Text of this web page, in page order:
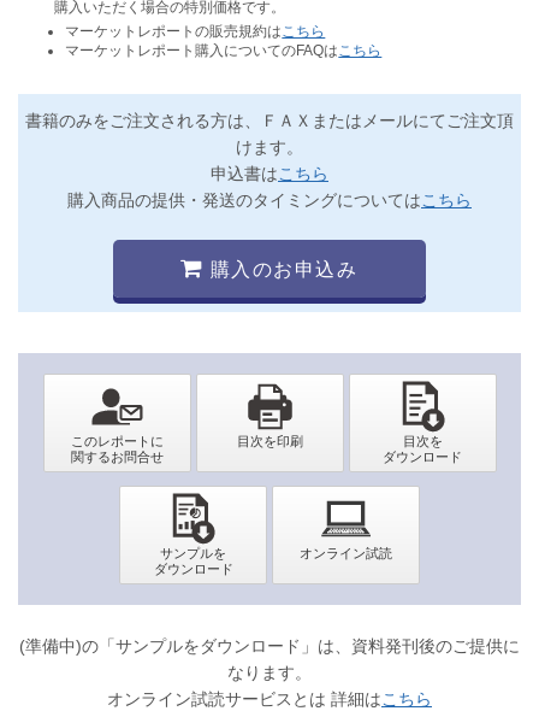
購入いただく場合の特別価格です。
マーケットレポートの販売規約は こちら
マーケットレポート購入についてのFAQは こちら
書籍のみをご注文される方は、ＦＡＸまたはメールにてご注文頂
けます。
申込書はこちら
購入商品の提供・発送のタイミングについてはこちら
購入のお申込み
(準備中)の「サンプルをダウンロード」は、資料発刊後のご提供に
なります。
オンライン試読サービスとは 詳細はこちら